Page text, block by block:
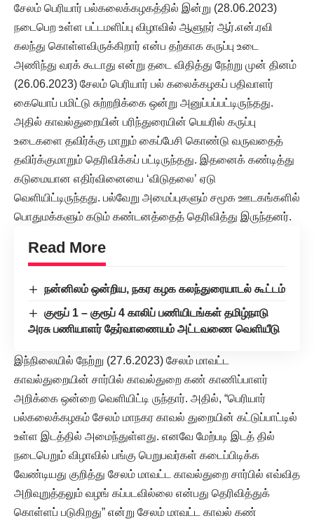
சேலம் பெரியார் பல்கலைக்கழகத்தில் இன்று (28.06.2023)
நடைபெற உள்ள பட்டமளிப்பு விழாவில் ஆளுநர் ஆர்.என்.ரவி
கலந்து கொள்ளவிருக்கிறார் என்ப தற்காக கருப்பு உடை
அணிந்து வரக் கூடாது என்று தடை விதித்து நேற்று முன் தினம்
(26.06.2023) சேலம் பெரியார் பல் கலைக்கழகப் பதிவாளர்
கையொப் பமிட்டு சுற்றறிக்கை ஒன்று அனுப்பப்பட்டிருந்தது.
அதில் காவல்துறையின் பரிந்துரையின் பெயரில் கருப்பு
உடைகளை தவிர்க்கு மாறும் கைப்பேசி கொண்டு வருவதைத்
தவிர்க்குமாறும் தெரிவிக்கப் பட்டிருந்தது. இதனைக் கண்டித்து
கடுமையான எதிர்வினையை ‘விடுதலை’ ஏடு
வெளியிட்டிருந்தது. பல்வேறு அமைப்புகளும் சமூக ஊடகங்களில்
பொதுமக்களும் கடும் கண்டனத்தைத் தெரிவித்து இருந்தனர்.
Read More
நன்னிலம் ஒன்றிய, நகர கழக கலந்துரையாடல் கூட்டம்
குரூப் 1 – குரூப் 4 காலிப் பணியிடங்கள் தமிழ்நாடு
அரசு பணியாளர் தேர்வாணையம் அட்டவணை வெளியீடு
இந்நிலையில் நேற்று (27.6.2023) சேலம் மாவட்ட
காவல்துறையின் சார்பில் காவல்துறை கண் காணிப்பாளர்
அறிக்கை ஒன்றை வெளியிட்டி ருந்தார். அதில், “பெரியார்
பல்கலைக்கழகம் சேலம் மாநகர காவல் துறையின் கட்டுப்பாட்டில்
உள்ள இடத்தில் அமைந்துள்ளது. எனவே மேற்படி இடத் தில்
நடைபெறும் விழாவில் பங்கு பெறுபவர்கள் கடைப்பிடிக்க
வேண்டியது குறித்து சேலம் மாவட்ட காவல்துறை சார்பில் எவ்வித
அறிவுறுத்தலும் வழங் கப்படவில்லை என்பது தெரிவித்துக்
கொள்ளப் படுகிறது” என்று சேலம் மாவட்ட காவல் கண்